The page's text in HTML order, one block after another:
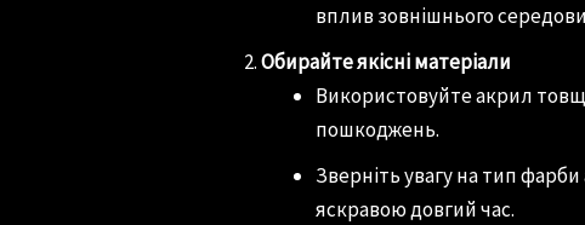
вплив зовнішнього
Обирайте якісні матеріали
Використовуйте акрил
пошкоджень.
Зверніть увагу на тип
яскравою довгий час.